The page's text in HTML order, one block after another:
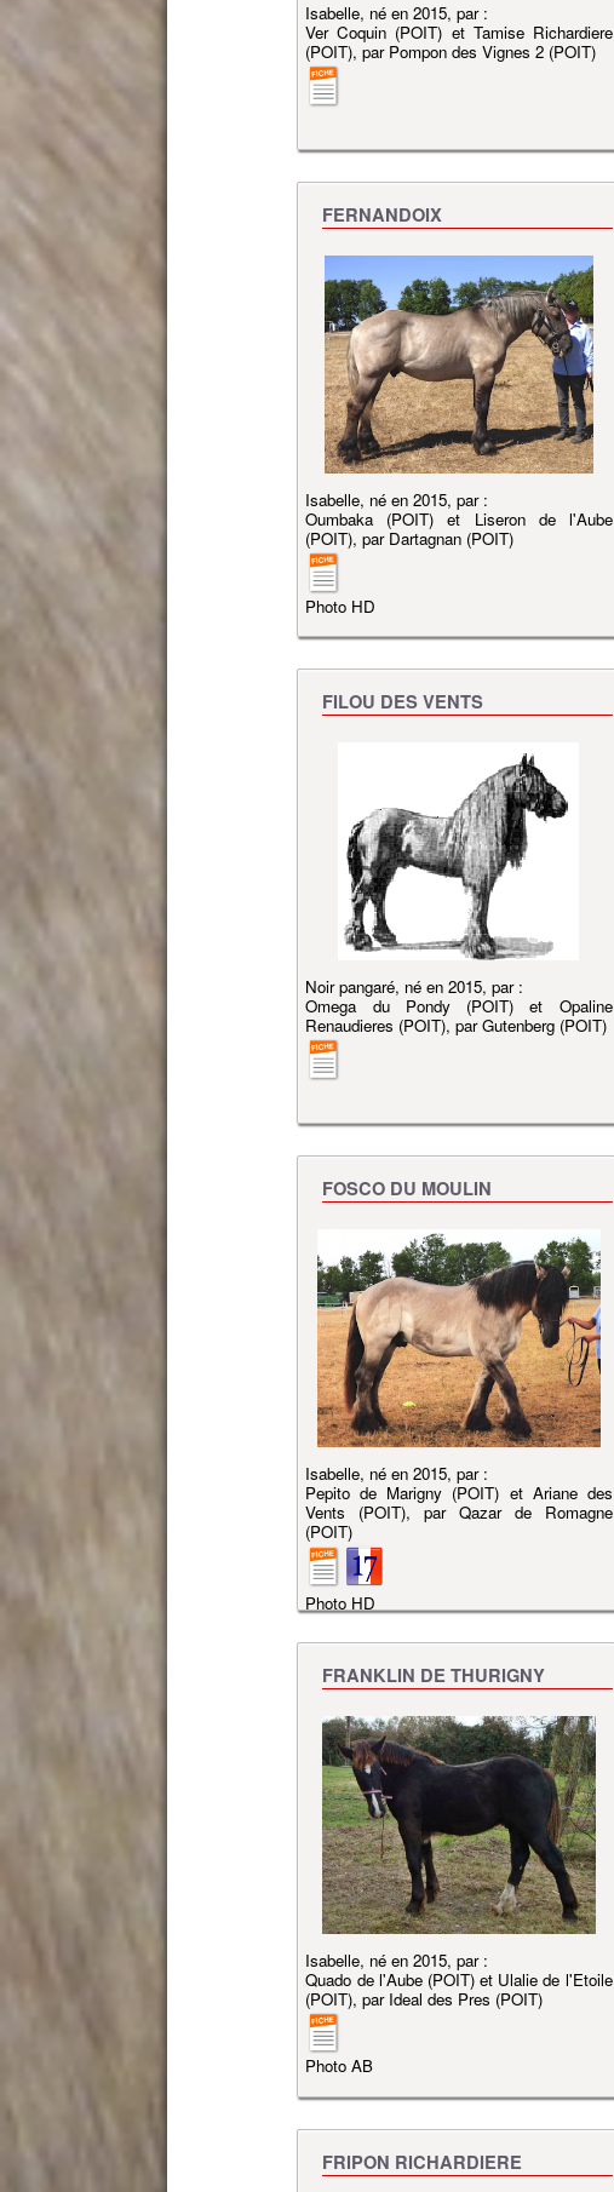
Isabelle, né en 2015, par :
Ver Coquin (POIT) et Tamise Richardiere
(POIT), par Pompon des Vignes 2 (POIT)
FERNANDOIX
Isabelle, né en 2015, par :
Oumbaka (POIT) et Liseron de l'Aube
(POIT), par Dartagnan (POIT)
Photo HD
FILOU DES VENTS
Noir pangaré, né en 2015, par :
Omega du Pondy (POIT) et Opaline
Renaudieres (POIT), par Gutenberg (POIT)
FOSCO DU MOULIN
Isabelle, né en 2015, par :
Pepito de Marigny (POIT) et Ariane des
Vents (POIT), par Qazar de Romagne
(POIT)
Photo HD
FRANKLIN DE THURIGNY
Isabelle, né en 2015, par :
Quado de l'Aube (POIT) et Ulalie de l'Etoile
(POIT), par Ideal des Pres (POIT)
Photo AB
FRIPON RICHARDIERE